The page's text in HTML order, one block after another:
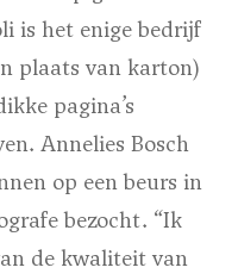
is het enige bedrijf
plaats van karton)
pagina’s
Annelies Bosch
op een beurs in
bezocht. “Ik
de kwaliteit van